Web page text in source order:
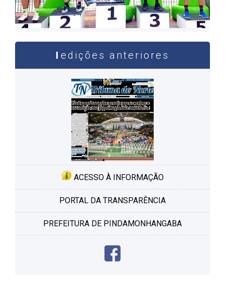
edições anteriores
ACESSO À INFORMAÇÃO
PORTAL DA TRANSPARÊNCIA
PREFEITURA DE PINDAMONHANGABA